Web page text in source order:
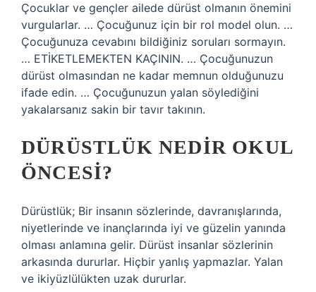
Çocuklar ve gençler ailede dürüst olmanın önemini
vurgularlar. … Çocuğunuz için bir rol model olun. …
Çocuğunuza cevabını bildiğiniz soruları sormayın.
… ETİKETLEMEKTEN KAÇININ. … Çocuğunuzun
dürüst olmasından ne kadar memnun olduğunuzu
ifade edin. … Çocuğunuzun yalan söylediğini
yakalarsanız sakin bir tavır takının.
DÜRÜSTLÜK NEDIR OKUL
ÖNCESI?
Dürüstlük; Bir insanın sözlerinde, davranışlarında,
niyetlerinde ve inançlarında iyi ve güzelin yanında
olması anlamına gelir. Dürüst insanlar sözlerinin
arkasında dururlar. Hiçbir yanlış yapmazlar. Yalan
ve ikiyüzlülükten uzak dururlar.